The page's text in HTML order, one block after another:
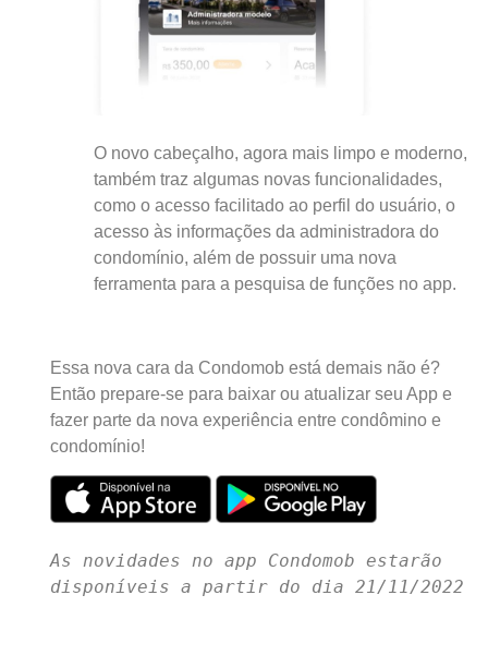
O novo cabeçalho, agora mais limpo e moderno,
também traz algumas novas funcionalidades,
como o acesso facilitado ao perfil do usuário, o
acesso às informações da administradora do
condomínio, além de possuir uma nova
ferramenta para a pesquisa de funções no app.
Essa nova cara da Condomob está demais não é?
Então prepare-se para baixar ou atualizar seu App e
fazer parte da nova experiência entre condômino e
condomínio!
As novidades no app Condomob estarão
disponíveis a partir do dia 21/11/2022